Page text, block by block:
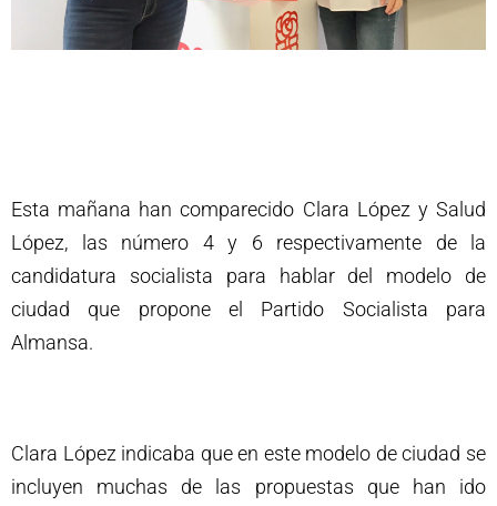
Esta mañana han comparecido Clara López y Salud
López, las número 4 y 6 respectivamente de la
candidatura socialista para hablar del modelo de
ciudad que propone el Partido Socialista para
Almansa.
Clara López indicaba que en este modelo de ciudad se
incluyen muchas de las propuestas que han ido